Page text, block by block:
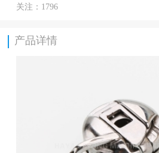
关注： 1796
产品详情